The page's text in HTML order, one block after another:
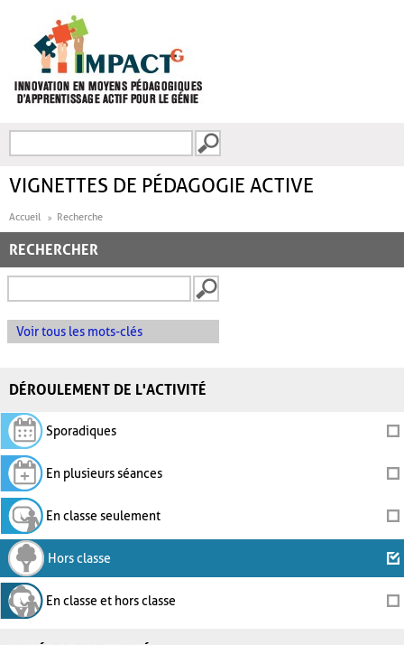
FORMULAIRE DE
VIGNETTES DE PÉDAGOGIE ACTIVE
Accueil Recherche
RECHERCHER
Voir tous les mots-clés
DÉROULEMENT DE L'ACTIVITÉ
Sporadiques
En plusieurs séances
En classe seulement
Hors classe
En classe et hors classe